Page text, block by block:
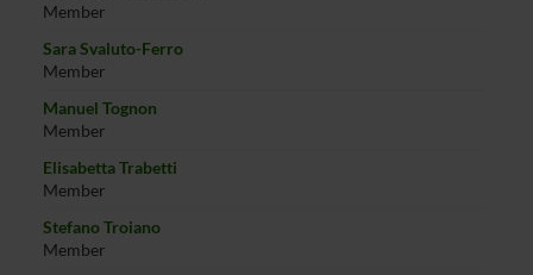
Member
Sara Svaluto-Ferro
Member
Manuel Tognon
Member
Elisabetta Trabetti
Member
Stefano Troiano
Member